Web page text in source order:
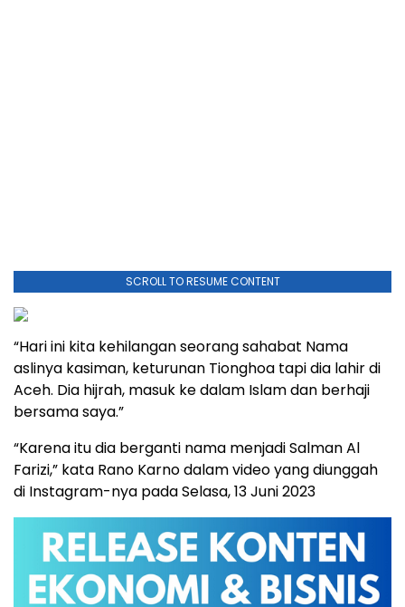
SCROLL TO RESUME CONTENT
“Hari ini kita kehilangan seorang sahabat Nama
aslinya kasiman, keturunan Tionghoa tapi dia lahir di
Aceh. Dia hijrah, masuk ke dalam Islam dan berhaji
bersama saya.”
“Karena itu dia berganti nama menjadi Salman Al
Farizi,” kata Rano Karno dalam video yang diunggah
di Instagram-nya pada Selasa, 13 Juni 2023